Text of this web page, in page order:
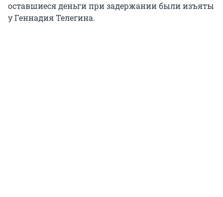
оставшиеся деньги при задержании были изъяты
у Геннадия Телегина.